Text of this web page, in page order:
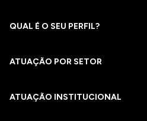
QUAL É O SEU PERFIL?
ATUAÇÃO POR SETOR
ATUAÇÃO INSTITUCIONAL